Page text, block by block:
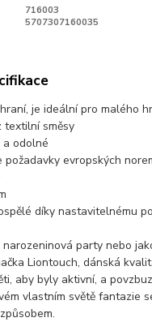
716003
5707307160035
je ideální pro malého
textilní směsy
a odolné
požadavky evropských
díky nastavitelnému
party nebo
Liontouch, dánská
aby byly aktivní, a
vlastním světě fantazie